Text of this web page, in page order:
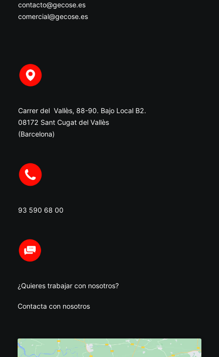
Carrer del Vallès, 88-90. Bajo Local B2.
08172 Sant Cugat del Vallès
(Barcelona)
93 590 68 00
contacto@gecose.es
comercial@gecose.es
¿Quieres trabajar con nosotros?
Contacta con nosotros